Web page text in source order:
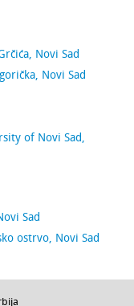
Novi Sad
Novi Sad
of Novi Sad,
Sad
ostrvo, Novi Sad